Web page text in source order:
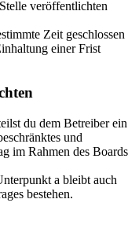
veröffentlichten
Zeit geschlossen
einer Frist
du dem Betreiber ein
und
im Rahmen des Boards
a bleibt auch
bestehen.